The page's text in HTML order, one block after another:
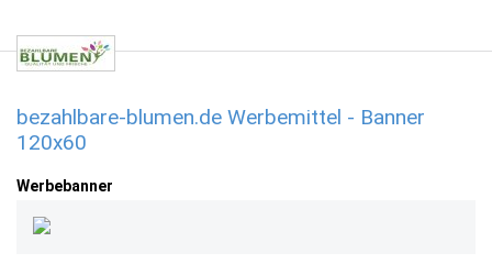
bezahlbare-blumen.de Werbemittel - Banner
120x60
Werbebanner